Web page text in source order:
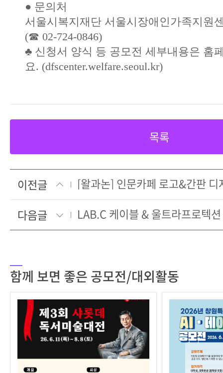
● 문의처
서울시복지재단 서울시장애인가족지원
(☎ 02-724-0846)
♣ 신청서 양식 등 공모전 세부내용은 홈
요. (dfscenter.welfare.seoul.kr)
목록
이전글
[왈과논] 인문카페 로고&간판
다음글
함께 보면 좋은 공모전/대외활동